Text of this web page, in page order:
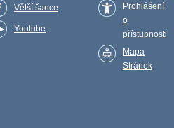
Větší šance
Youtube
Prohlášení
o
přístupnosti
Mapa
Stránek